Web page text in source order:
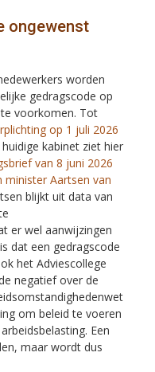
ongewenst
worden
gedragscode op
voorkomen. Tot
op 1 juli 2026
kabinet ziet hier
van 8 juni 2026
minister Aartsen van
blijkt uit data van
er wel aanwijzingen
dat een gedragscode
het Adviescollege
negatief over de
om beleid te voeren
Een
maar wordt dus